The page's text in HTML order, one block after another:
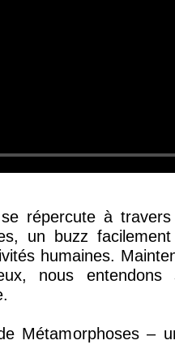
répercute à
un buzz
humaines.
nous entendons
Métamorphoses –